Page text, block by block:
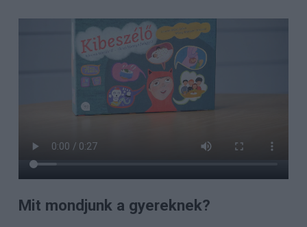
Mit mondjunk a gyereknek?